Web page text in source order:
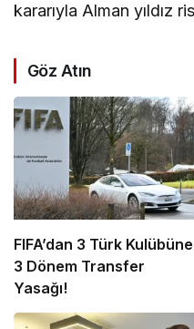
kararıyla Alman yıldız
Göz Atın
FIFA’dan 3 Türk Kulübüne
3 Dönem Transfer
Yasağı!